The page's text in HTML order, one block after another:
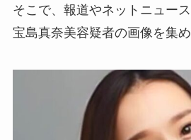
そこで、報道やネットニュー
宝島真奈美容疑者の画像を集め